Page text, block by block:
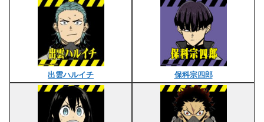
出雲ハルイチ 保科宗四郎